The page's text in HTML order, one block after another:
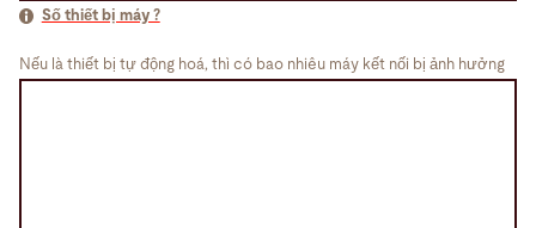
Số thiết bị máy ?
Nếu là thiết bị tự động hoá, thì có bao nhiêu máy kết nối bị ảnh hưởng